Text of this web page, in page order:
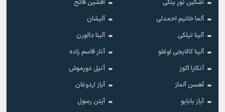
آشکین نور ینگی
آقشین فاتح
آلما خانیم احمدلی
آلیشان
آلینا تیلکی
آلینا دالورن
آلینا کالایجی اوغلو
آنار قاسم زاده
آنکارا اکوز
آنیل دورموش
آهسن آلماز
آیاز اردوغان
آیاز بابایو
آیتن رسول